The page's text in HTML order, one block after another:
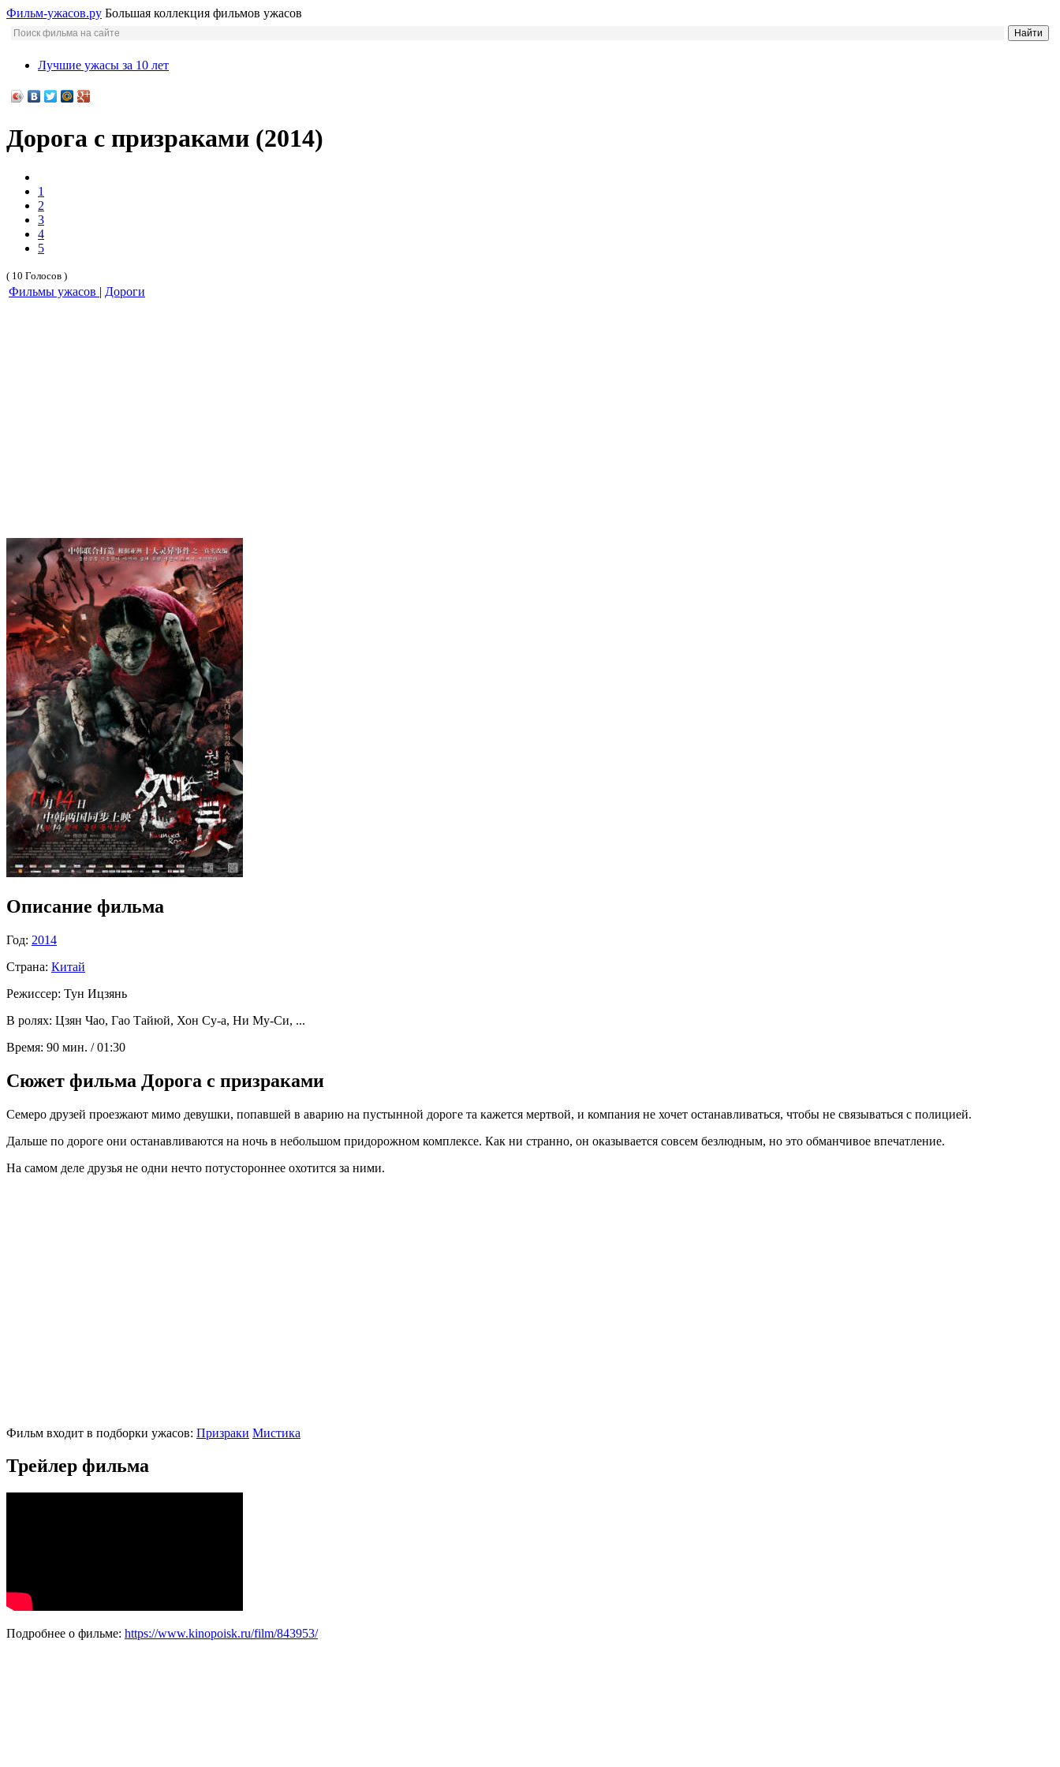
Фильм-ужасов.ру Большая коллекция фильмов ужасов
Лучшие ужасы за 10 лет
Дорога с призраками (2014)
1
2
3
4
5
( 10 Голосов )
Фильмы ужасов | Дороги
Описание фильма
Год: 2014
Страна: Китай
Режиссер: Тун Ицзянь
В ролях: Цзян Чао, Гао Тайюй, Хон Су-а, Ни Му-Си, ...
Время: 90 мин. / 01:30
Сюжет фильма Дорога с призраками
Семеро друзей проезжают мимо девушки, попавшей в аварию на пустынной дороге та кажется мертвой, и компания не хочет останавливаться, чтобы не связываться с полицией.
Дальше по дороге они останавливаются на ночь в небольшом придорожном комплексе. Как ни странно, он оказывается совсем безлюдным, но это обманчивое впечатление.
На самом деле друзья не одни нечто потустороннее охотится за ними.
Фильм входит в подборки ужасов: Призраки Мистика
Трейлер фильма
Подробнее о фильме: https://www.kinopoisk.ru/film/843953/